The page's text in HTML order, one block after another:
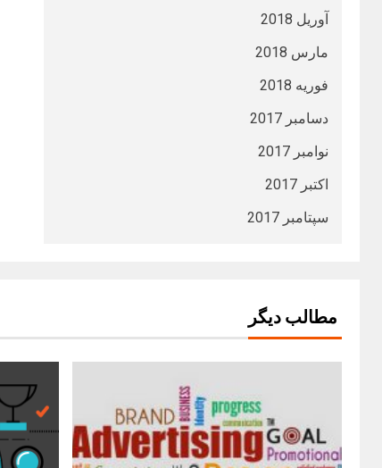
آوریل 2018
مارس 2018
فوریه 2018
دسامبر 2017
نوامبر 2017
اکتبر 2017
سپتامبر 2017
مطالب دیگر